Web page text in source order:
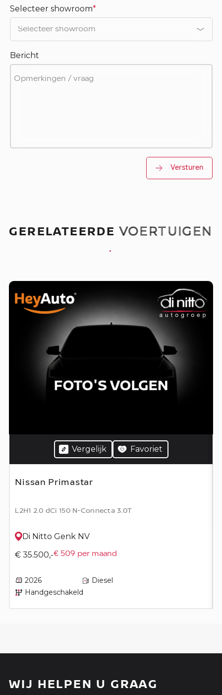
Selecteer showroom*
Bericht
Versturen
GERELATEERDEVOERTUIGEN
.
Vergelijk Favoriet
Nissan Primastar
L2H1 2.0 dCi 150 N-Connecta 3.0T
Di Nitto Genk NV
€ 35.500,-€ 509 per maand
2026
Diesel
Handgeschakeld
WIJ HELPEN U GRAAG